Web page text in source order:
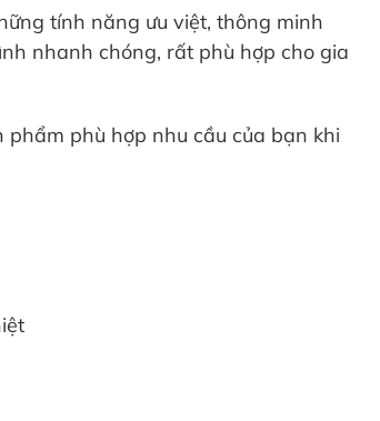
tính năng ưu việt, thông minh
nhanh chóng, rất phù hợp cho gia
phù hợp nhu cầu của bạn khi